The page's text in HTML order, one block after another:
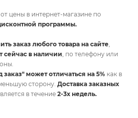
цены в интернет-магазине по
программы.
заказ любого товара на сайте,
сейчас в наличии, по телефону или
заказ" может отличаться на 5% как в
сторону. Доставка заказных
в течение 2-3х недель.